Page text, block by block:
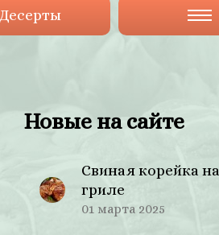
Десерты
Новые на сайте
Свиная корейка на
гриле
01 марта 2025